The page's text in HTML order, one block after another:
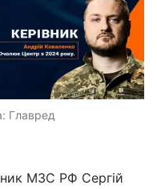
Главред
МЗС РФ Сергій